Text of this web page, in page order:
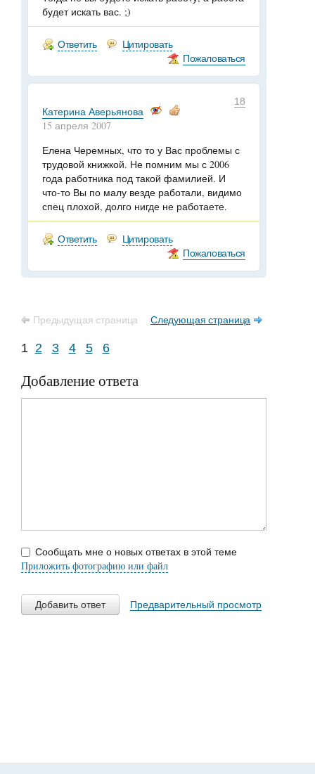
будет искать вас. ;)
Ответить
Цитировать
Пожаловаться
18
Катерина Аверьянова
15 апреля 2007
Елена Черемных, что то у Вас проблемы с
трудовой книжкой. Не помним мы с 2006
года работника под такой фамилией. И
что-то Вы по малу везде работали, видимо
спец плохой, долго нигде не работаете.
Ответить
Цитировать
Пожаловаться
Предыдущая страница Следующая страница
1 2 3 4 5 6
Добавление ответа
Сообщать мне о новых ответах в этой теме
Приложить фотографию или файл
Добавить ответ Предварительный просмотр